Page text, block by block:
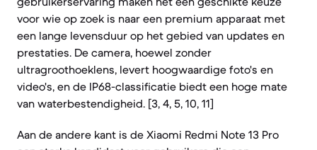
voor wie op zoek is naar een premium apparaat met
een lange levensduur op het gebied van updates en
prestaties. De camera, hoewel zonder
ultragroothoeklens, levert hoogwaardige foto's en
video's, en de IP68-classificatie biedt een hoge mate
van waterbestendigheid. [3, 4, 5, 10, 11]
Aan de andere kant is de Xiaomi Redmi Note 13 Pro